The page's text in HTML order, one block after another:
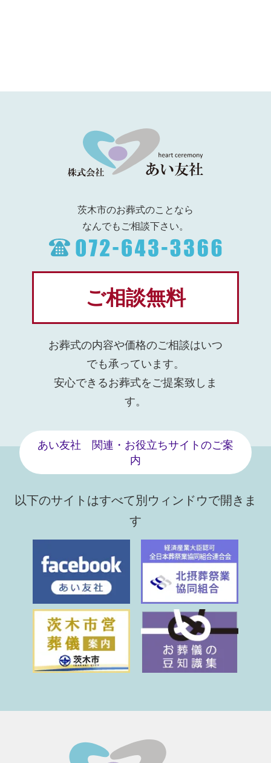
茨木市のお葬式のことなら
なんでもご相談下さい。
ご相談無料
お葬式の内容や価格のご相談はいつ
でも承っています。
安心できるお葬式をご提案致しま
す。
あい友社 関連・お役立ちサイトのご案
内
以下のサイトはすべて別ウィンドウで開きま
す